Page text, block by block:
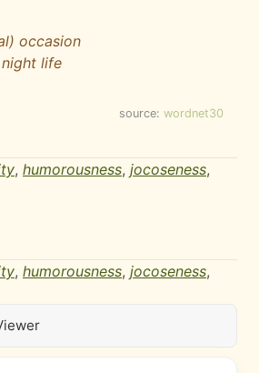
occasion
life
source: wordnet30
, humorousness, jocoseness,
, humorousness, jocoseness,